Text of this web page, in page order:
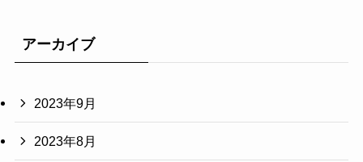
アーカイブ
2023年9月
2023年8月